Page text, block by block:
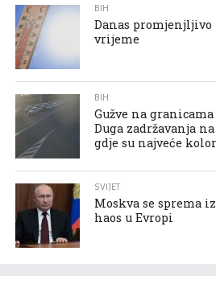
BIH
Danas
vrijeme
BIH
Gužve na
Duga zadržavanja
gdje su najveće
SVIJET
Moskva se sprema
haos u Evropi